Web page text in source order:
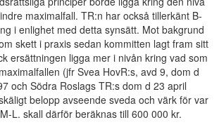
maximalfall. TR:n har också tillerkänt B-
i enlighet med detta synsätt. Mot bakgrund
skett i praxis sedan kommitten lagt fram sitt
ersättningen ligga mer i nivån kring vad som
(jfr Svea HovR:s, avd 9, dom d
och Södra Roslags TR:s dom d 23 april
belopp avseende sveda och värk för var
L. skall därför beräknas till 600 000 kr.